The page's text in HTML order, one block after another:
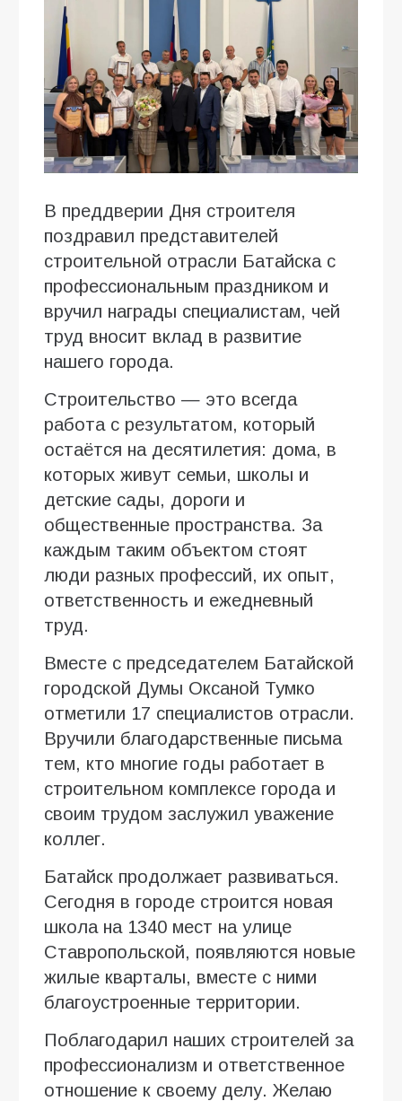
В преддверии Дня строителя
поздравил представителей
строительной отрасли Батайска с
профессиональным праздником и
вручил награды специалистам, чей
труд вносит вклад в развитие
нашего города.
Строительство — это всегда
работа с результатом, который
остаётся на десятилетия: дома, в
которых живут семьи, школы и
детские сады, дороги и
общественные пространства. За
каждым таким объектом стоят
люди разных профессий, их опыт,
ответственность и ежедневный
труд.
Вместе с председателем Батайской
городской Думы Оксаной Тумко
отметили 17 специалистов отрасли.
Вручили благодарственные письма
тем, кто многие годы работает в
строительном комплексе города и
своим трудом заслужил уважение
коллег.
Батайск продолжает развиваться.
Сегодня в городе строится новая
школа на 1340 мест на улице
Ставропольской, появляются новые
жилые кварталы, вместе с ними
благоустроенные территории.
Поблагодарил наших строителей за
профессионализм и ответственное
отношение к своему делу. Желаю